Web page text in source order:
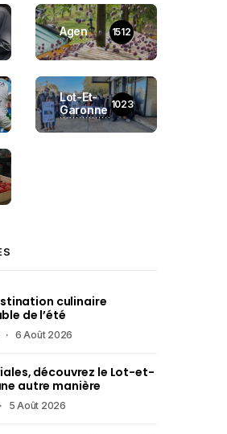
Agen 1512
Lot-Et-
Garonne 1023
culinaire
de l’été
6 Août 2026
découvrez le Lot-et-
autre manière
5 Août 2026